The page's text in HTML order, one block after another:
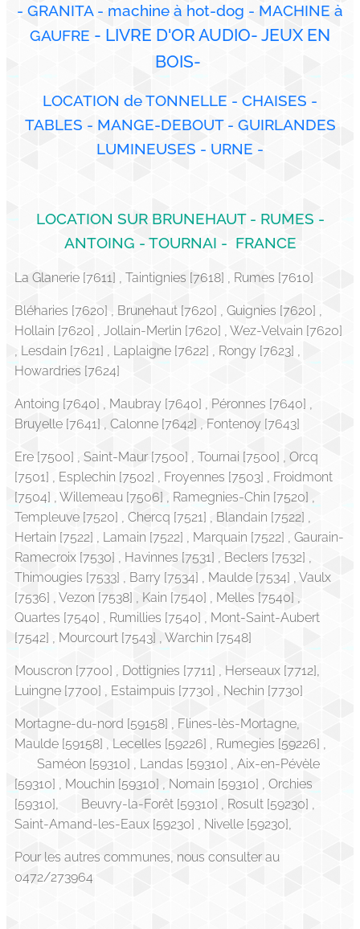
- GRANITA - machine à hot-dog - MACHINE à
GAUFRE - LIVRE D'OR AUDIO- JEUX EN
BOIS-
LOCATION de TONNELLE - CHAISES -
TABLES - MANGE-DEBOUT - GUIRLANDES
LUMINEUSES - URNE -
LOCATION SUR BRUNEHAUT - RUMES -
ANTOING - TOURNAI - FRANCE
La Glanerie [7611] , Taintignies [7618] , Rumes [7610]
Bléharies [7620] , Brunehaut [7620] , Guignies [7620] ,
Hollain [7620] , Jollain-Merlin [7620] , Wez-Velvain [7620]
, Lesdain [7621] , Laplaigne [7622] , Rongy [7623] ,
Howardries [7624]
Antoing [7640] , Maubray [7640] , Péronnes [7640] ,
Bruyelle [7641] , Calonne [7642] , Fontenoy [7643]
Ere [7500] , Saint-Maur [7500] , Tournai [7500] , Orcq
[7501] , Esplechin [7502] , Froyennes [7503] , Froidmont
[7504] , Willemeau [7506] , Ramegnies-Chin [7520] ,
Templeuve [7520] , Chercq [7521] , Blandain [7522] ,
Hertain [7522] , Lamain [7522] , Marquain [7522] , Gaurain-
Ramecroix [7530] , Havinnes [7531] , Beclers [7532] ,
Thimougies [7533] , Barry [7534] , Maulde [7534] , Vaulx
[7536] , Vezon [7538] , Kain [7540] , Melles [7540] ,
Quartes [7540] , Rumillies [7540] , Mont-Saint-Aubert
[7542] , Mourcourt [7543] , Warchin [7548]
Mouscron [7700] , Dottignies [7711] , Herseaux [7712],
Luingne [7700] , Estaimpuis [7730] , Nechin [7730]
Mortagne-du-nord [59158] , Flines-lès-Mortagne,
Maulde [59158] , Lecelles [59226] , Rumegies [59226] ,
Saméon [59310] , Landas [59310] , Aix-en-Pévèle
[59310] , Mouchin [59310] , Nomain [59310] , Orchies
[59310], Beuvry-la-Forêt [59310] , Rosult [59230] ,
Saint-Amand-les-Eaux [59230] , Nivelle [59230],
Pour les autres communes, nous consulter au
0472/273964